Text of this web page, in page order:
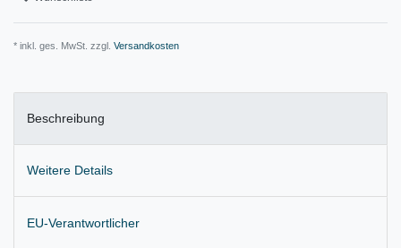
* inkl. ges. MwSt. zzgl. Versandkosten
Beschreibung
Weitere Details
EU-Verantwortlicher